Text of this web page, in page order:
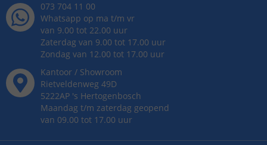
073 704 11 00
Whatsapp op ma t/m vr
van 9.00 tot 22.00 uur
Zaterdag van 9.00 tot 17.00 uur
Zondag van 12.00 tot 17.00 uur
Kantoor / Showroom
Rietveldenweg 49D
5222AP 's Hertogenbosch
Maandag t/m zaterdag geopend
van 09.00 tot 17.00 uur